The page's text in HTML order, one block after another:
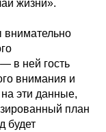
жизни».
внимательно
в ней гость
внимания и
эти данные,
план
будет